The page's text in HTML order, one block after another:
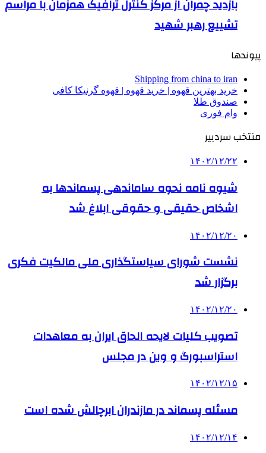
بازدید چمران از مرکز کنترل ترافیک همزمان با مراسم
تشییع رهبر شهید
پیوندها
Shipping from china to iran
خرید بهترین قهوه | خرید قهوه | قهوه گرنیکا کافی
صندوق طلا
وام فوری
منتخب سردبیر
۱۴۰۲/۱۲/۲۲
شیوه نامه نحوه ساماندهی پسماندها به
اشخاص حقیقی و حقوقی ابلاغ شد
۱۴۰۲/۱۲/۲۰
نشست شورای سیاستگذاری ملی مالکیت فکری
برگزار شد
۱۴۰۲/۱۲/۲۰
تصویب کلیات لایحه الحاق ایران به معاهدات
استراسبورگ و وین در مجلس
۱۴۰۲/۱۲/۱۵
مسئله پسماند در مازندران ابرچالش شده است
۱۴۰۲/۱۲/۱۴